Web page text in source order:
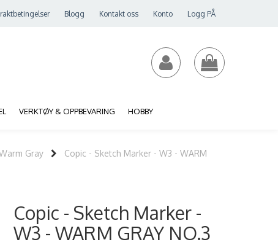
Blogg Kontakt oss Konto Logg PÅ
VERKTØY & OPPBEVARING HOBBY
Gray
Copic - Sketch Marker - W3 - WARM
Copic - Sketch Marker -
W3 - WARM GRAY NO.3